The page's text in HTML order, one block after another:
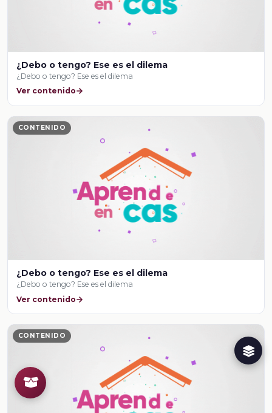
¿Debo o tengo? Ese es el dilema
¿Debo o tengo? Ese es el dilema
Ver contenido
CONTENIDO
¿Debo o tengo? Ese es el dilema
¿Debo o tengo? Ese es el dilema
Ver contenido
CONTENIDO